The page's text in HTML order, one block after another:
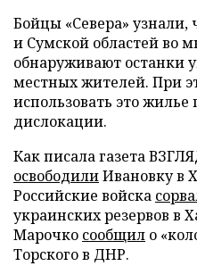
Бойцы «Севера»
и Сумской областей во
обнаруживают останки
местных жителей. При
использовать это
дислокации.
Как писала газета
освободилиИвановку в
Российские войска
украинских резервов в
Марочко сообщил о
Торского в ДНР.